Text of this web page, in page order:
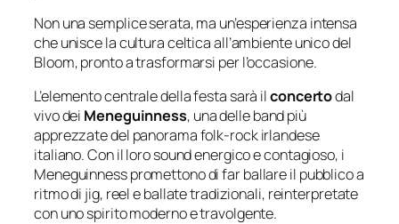
Non una semplice serata, ma un’esperienza intensa
che unisce la cultura celtica all’ambiente unico del
Bloom, pronto a trasformarsi per l’occasione.
L’elemento centrale della festa sarà ilconcertodal
vivo dei Meneguinness, una delle band più
apprezzate del panorama folk-rock irlandese
italiano. Con il loro sound energico e contagioso, i
Meneguinness promettono di far ballare il pubblico a
ritmo di jig, reel e ballate tradizionali, reinterpretate
con uno spirito moderno e travolgente.